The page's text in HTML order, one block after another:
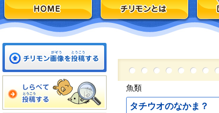
魚類
タチウオのなかま？